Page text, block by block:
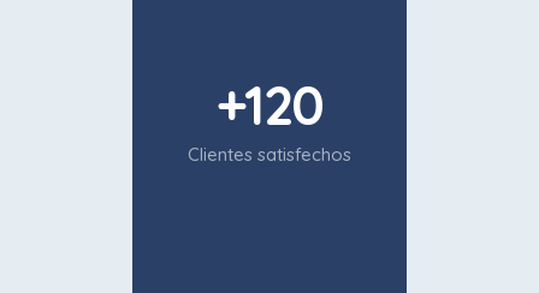
+120
Clientes satisfechos